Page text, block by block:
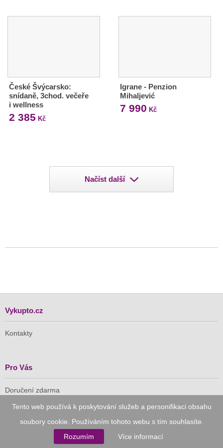
Tento web používá k poskytování služeb a personifikaci obsahu
soubory cookie. Používáním tohoto webu s tím souhlasíte.
Rozumím
Více informací
České Švýcarsko:
snídaně, 3chod. večeře
i wellness
2 385 Kč
Igrane - Penzion
Mihaljević
7 990 Kč
Načíst další
Vykupto.cz
Kontakty
Pro Vás
Doručení zdarma
Důvěryhodný nákup